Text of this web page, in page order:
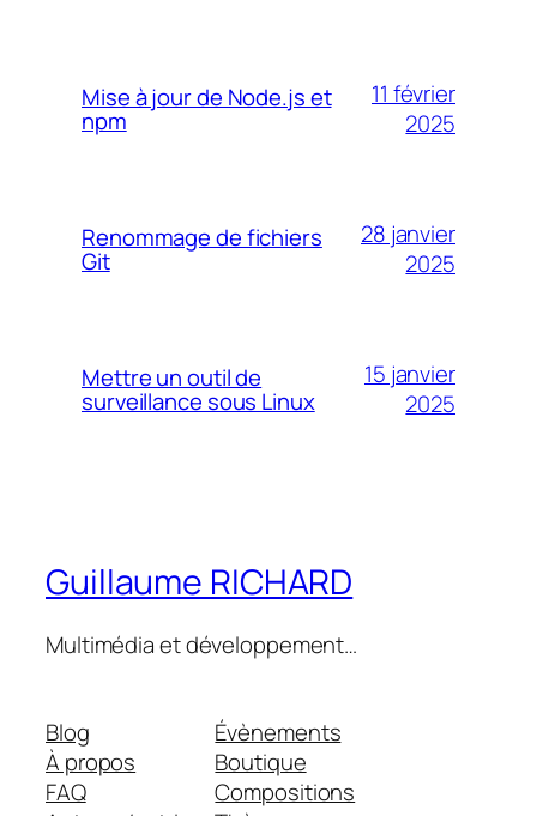
Mise à jour de Node.js et
npm
11 février
2025
Renommage de fichiers
Git
28 janvier
2025
Mettre un outil de
surveillance sous Linux
15 janvier
2025
Guillaume RICHARD
Multimédia et développement…
Blog
À propos
FAQ
Évènements
Boutique
Compositions